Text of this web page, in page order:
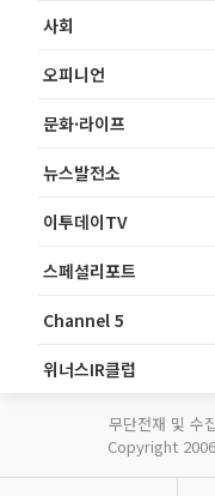
사회
오피니언
문화·라이프
뉴스발전소
이투데이TV
스페셜리포트
Channel 5
위너스IR클럽
무단전재 및 수
Copyright